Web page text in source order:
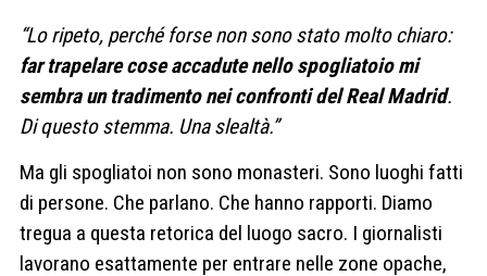
“Lo ripeto, perché forse non sono stato molto chiaro:
far trapelare cose accadute nello spogliatoio mi
sembra un tradimento nei confronti del Real Madrid.
Di questo stemma. Una slealtà.”
Ma gli spogliatoi non sono monasteri. Sono luoghi fatti
di persone. Che parlano. Che hanno rapporti. Diamo
tregua a questa retorica del luogo sacro. I giornalisti
lavorano esattamente per entrare nelle zone opache,